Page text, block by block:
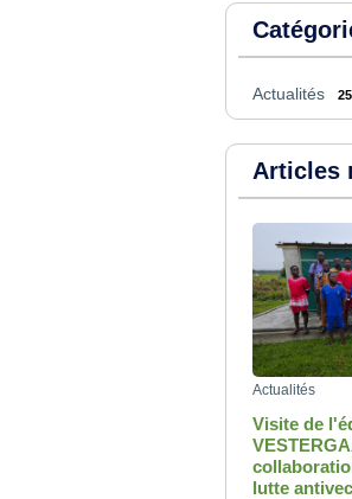
Actualités
Articles
Actualités
Visite de
lutte